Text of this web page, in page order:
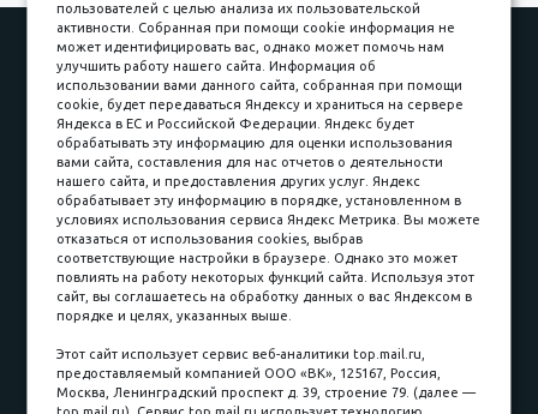
Наши работы
Оплата
Доставка и сборка
Гарантии
Карьера в компании
Контакты
Принимаем к оплате
Наличные
пл. Соляная, 6, стр. 16
8 (3822) 60-70-30
пользователей с целью анализа их пользовательской
активности. Собранная при помощи cookie информация не
может идентифицировать вас, однако может помочь нам
улучшить работу нашего сайта. Информация об
использовании вами данного сайта, собранная при помощи
cookie, будет передаваться Яндексу и храниться на сервере
Яндекса в ЕС и Российской Федерации. Яндекс будет
обрабатывать эту информацию для оценки использования
вами сайта, составления для нас отчетов о деятельности
нашего сайта, и предоставления других услуг. Яндекс
обрабатывает эту информацию в порядке, установленном в
условиях использования сервиса Яндекс Метрика. Вы можете
отказаться от использования cookies, выбрав
соответствующие настройки в браузере. Однако это может
повлиять на работу некоторых функций сайта. Используя этот
сайт, вы соглашаетесь на обработку данных о вас Яндексом в
порядке и целях, указанных выше.
Этот сайт использует сервис веб-аналитики top.mail.ru,
предоставляемый компанией ООО «ВК», 125167, Россия,
Москва, Ленинградский проспект д. 39, строение 79. (далее —